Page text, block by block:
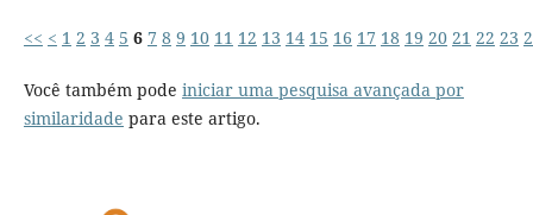
<< < 1 2 3 4 5 6 7 8 9 10 11 12 13 14 15 16 17 18 19 20 21 22 23
Você também pode iniciar uma pesquisa avançada por
similaridade para este artigo.